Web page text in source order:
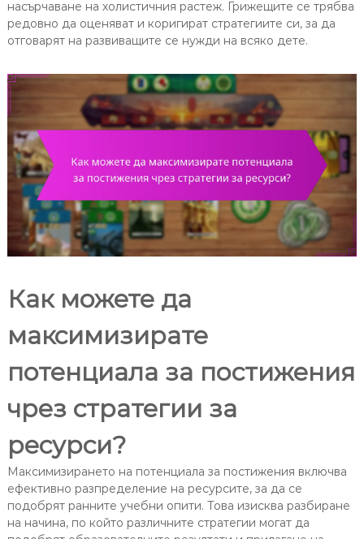
насърчаване на холистичния растеж. Грижещите се трябва
редовно да оценяват и коригират стратегиите си, за да
отговарят на развиващите се нужди на всяко дете.
Как можете да
максимизирате
потенциала за постижения
чрез стратегии за
ресурси?
Максимизирането на потенциала за постижения включва
ефективно разпределение на ресурсите, за да се
подобрят ранните учебни опити. Това изисква разбиране
на начина, по който различните стратегии могат да